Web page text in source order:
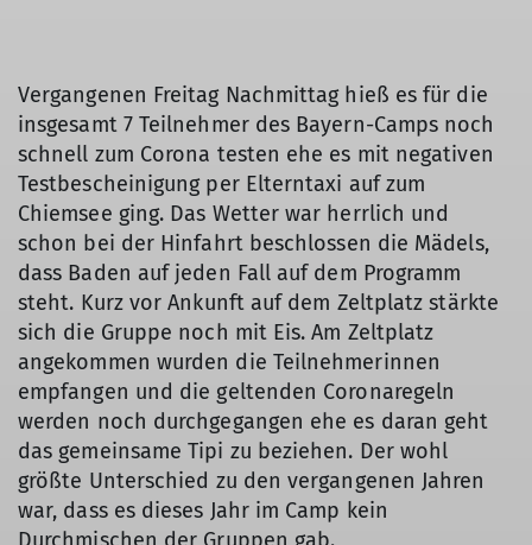
Vergangenen Freitag Nachmittag hieß es für die
insgesamt 7 Teilnehmer des Bayern-Camps noch
schnell zum Corona testen ehe es mit negativen
Testbescheinigung per Elterntaxi auf zum
Chiemsee ging. Das Wetter war herrlich und
schon bei der Hinfahrt beschlossen die Mädels,
dass Baden auf jeden Fall auf dem Programm
steht. Kurz vor Ankunft auf dem Zeltplatz stärkte
sich die Gruppe noch mit Eis. Am Zeltplatz
angekommen wurden die Teilnehmerinnen
empfangen und die geltenden Coronaregeln
werden noch durchgegangen ehe es daran geht
das gemeinsame Tipi zu beziehen. Der wohl
größte Unterschied zu den vergangenen Jahren
war, dass es dieses Jahr im Camp kein
Durchmischen der Gruppen gab.